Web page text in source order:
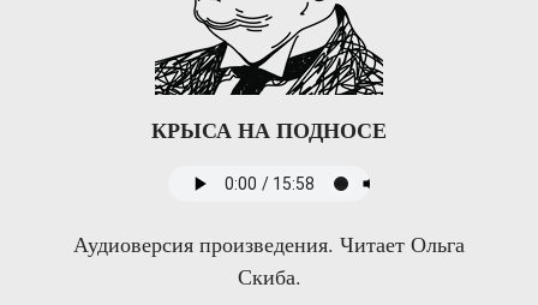
КРЫСА НА ПОДНОСЕ
Аудиоверсия произведения. Читает Ольга
Скиба.